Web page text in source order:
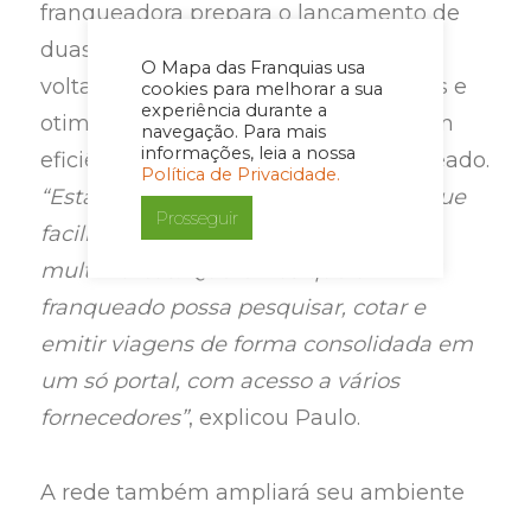
O Mapa das Franquias usa
cookies para melhorar a sua
experiência durante a
navegação. Para mais
informações, leia a nossa
Política de Privacidade.
Prosseguir
franqueadora prepara o lançamento de
duas novas plataformas tecnológicas,
voltadas à integração de fornecedores e
otimização de processos, com foco em
eficiência e autonomia para o franqueado.
“Estamos investindo em tecnologia que
facilite a operação das agências
multimarcas. Queremos que o
franqueado possa pesquisar, cotar e
emitir viagens de forma consolidada em
um só portal, com acesso a vários
fornecedores”, explicou Paulo.
A rede também ampliará seu ambiente